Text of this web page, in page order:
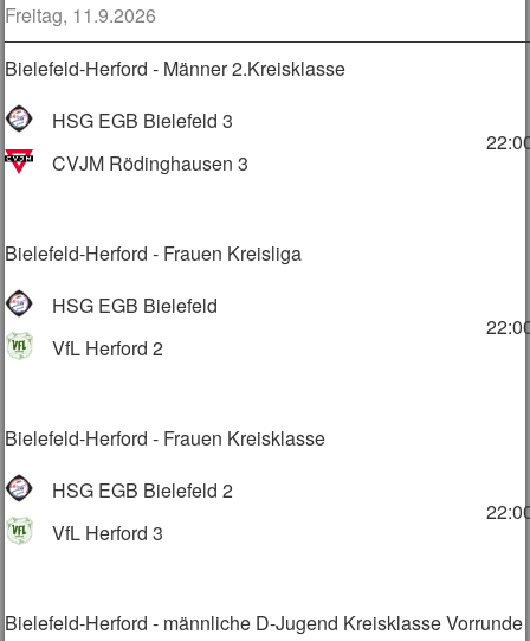
Freitag, 11.9.2026
Bielefeld-Herford - Männer 2.Kreisklasse
HSG EGB Bielefeld 3
CVJM Rödinghausen 3
Bielefeld-Herford - Frauen Kreisliga
HSG EGB Bielefeld
VfL Herford 2
Bielefeld-Herford - Frauen Kreisklasse
HSG EGB Bielefeld 2
VfL Herford 3
Bielefeld-Herford - männliche D-Jugend Kreisklasse Vorrunde